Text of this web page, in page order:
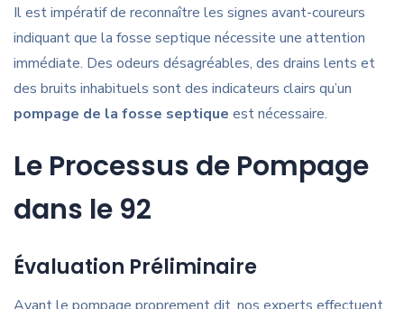
Il est impératif de reconnaître les signes avant-coureurs
indiquant que la fosse septique nécessite une attention
immédiate. Des odeurs désagréables, des drains lents et
des bruits inhabituels sont des indicateurs clairs qu’un
pompage de la fosse septique est nécessaire.
Le Processus de Pompage
dans le 92
Évaluation Préliminaire